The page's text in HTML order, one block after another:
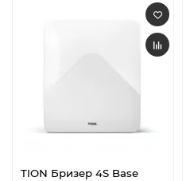
TION Бризер 4S Base